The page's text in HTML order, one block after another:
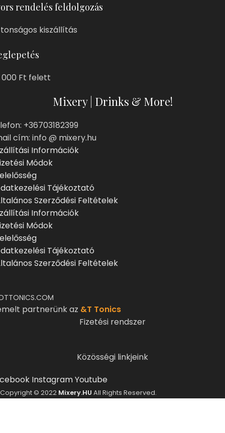
rendelés feldolgozás
kiszállítás
000 Ft felett
Mixery | Drinks & More!
+36703182399
cím: info @ mixery.hu
Információk
Módok
Tájékoztató
Szerződési Feltételek
Információk
Módok
Tájékoztató
Szerződési Feltételek
partnerünk az &T Tonics
Fizetési rendszer
Közösségi linkjeink
InstagramYoutube
Copyright © 2022 Mixery.HU All Rights Reserved.